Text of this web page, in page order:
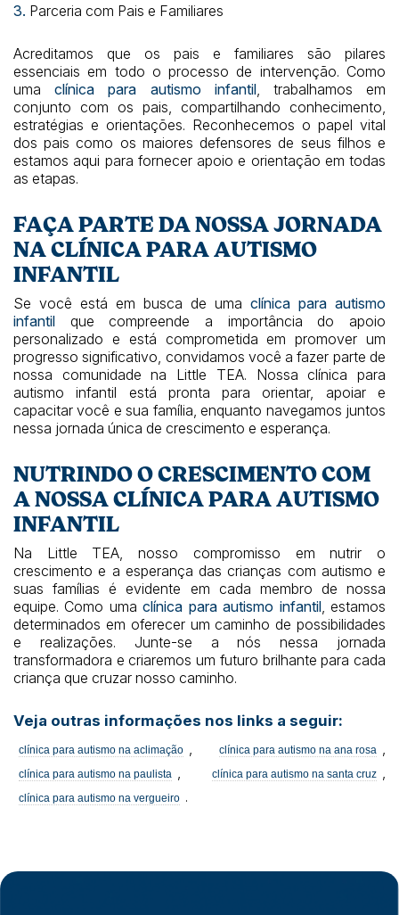
3. Parceria com Pais e Familiares
Acreditamos que os pais e familiares são pilares
essenciais em todo o processo de intervenção. Como
umaclínica para autismo infantil, trabalhamos em
conjunto com os pais, compartilhando conhecimento,
estratégias e orientações. Reconhecemos o papel vital
dos pais como os maiores defensores de seus filhos e
estamos aqui para fornecer apoio e orientação em todas
as etapas.
FAÇA PARTE DA NOSSA JORNADA
NA CLÍNICA PARA AUTISMO
INFANTIL
Se você está em busca de uma clínica para autismo
infantil que compreende a importância do apoio
personalizado e está comprometida em promover um
progresso significativo, convidamos você a fazer parte de
nossa comunidade na Little TEA. Nossa clínica para
autismo infantil está pronta para orientar, apoiar e
capacitar você e sua família, enquanto navegamos juntos
nessa jornada única de crescimento e esperança.
NUTRINDO O CRESCIMENTO COM
A NOSSA CLÍNICA PARA AUTISMO
INFANTIL
Na Little TEA, nosso compromisso em nutrir o
crescimento e a esperança das crianças com autismo e
suas famílias é evidente em cada membro de nossa
equipe. Como umaclínica para autismo infantil, estamos
determinados em oferecer um caminho de possibilidades
e realizações. Junte-se a nós nessa jornada
transformadora e criaremos um futuro brilhante para cada
criança que cruzar nosso caminho.
Veja outras informações nos links a seguir:
clínica para autismo na aclimação clínica para autismo na ana rosa
clínica para autismo na paulista clínica para autismo na santa cruz
clínica para autismo na vergueiro .